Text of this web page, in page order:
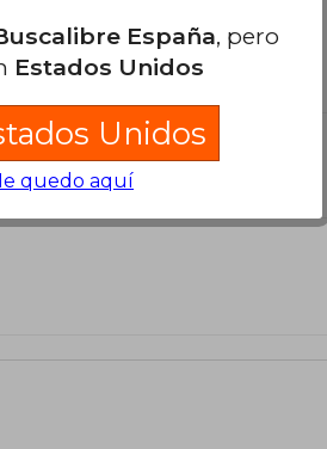
España, pero
Estados Unidos
Unidos
quedo aquí